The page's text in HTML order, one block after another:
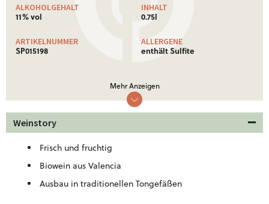
ALKOHOLGEHALT
11% vol
INHALT
0.75l
ARTIKELNUMMER
SP015198
ALLERGENE
enthält Sulfite
Brennwert
284 Kj (68 kcal)
Weitere Informationen!
Mehr Anzeigen
Weinstory
Frisch und fruchtig
Biowein aus Valencia
Ausbau in traditionellen Tongefäßen